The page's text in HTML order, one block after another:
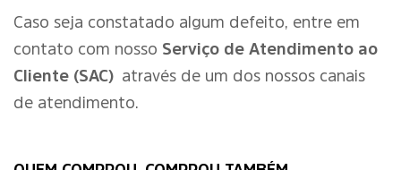
Caso seja constatado algum defeito, entre em
contato com nosso Serviço de Atendimento ao
Cliente (SAC) através de um dos nossos canais
de atendimento.